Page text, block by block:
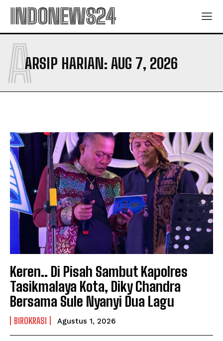
INDONEWS24
ARSIP HARIAN: AUG 7, 2026
A
Keren.. Di Pisah Sambut Kapolres
Tasikmalaya Kota, Diky Chandra
Bersama Sule Nyanyi Dua Lagu
BIROKRASI Agustus 1, 2026